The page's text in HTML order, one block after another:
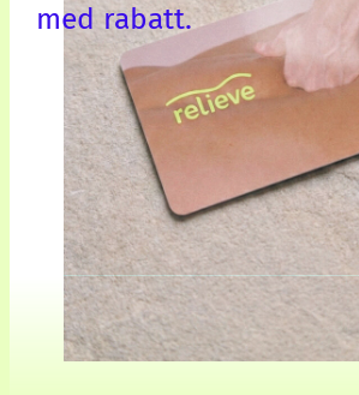
med rabatt.